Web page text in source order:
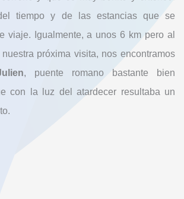
tiempo y de las estancias que se
viaje. Igualmente, a unos 6 km pero al
próxima visita, nos encontramos
, puente romano bastante bien
con la luz del atardecer resultaba un